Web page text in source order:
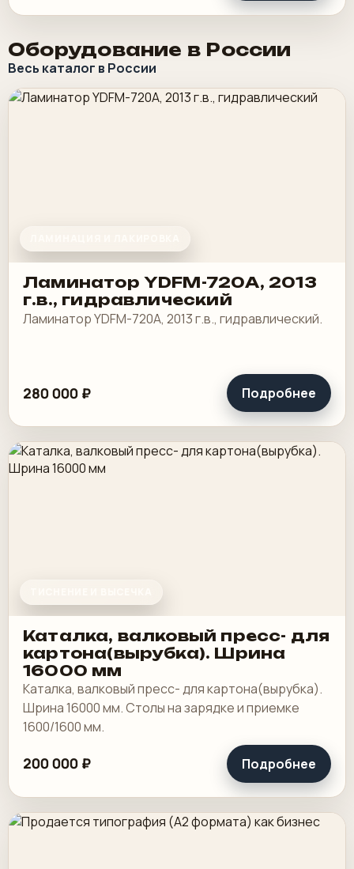
Оборудование в России
Весь каталог в России
Ламинатор YDFM-720А, 2013
г.в., гидравлический
Ламинатор YDFM-720А, 2013 г.в., гидравлический.
280 000 ₽ Подробнее
Каталка, валковый пресс- для
картона(вырубка). Шрина
16000 мм
Каталка, валковый пресс- для картона(вырубка).
Шрина 16000 мм. Столы на зарядке и приемке
1600/1600 мм.
200 000 ₽ Подробнее